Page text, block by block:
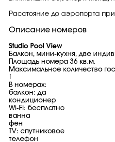
Расстояние до аэропорта
Описание номеров
Studio Pool View
Балкон, мини-кухня, две
Площадь номера 36 кв.м.
Максимальное количество
В номерах:
балкон: да
кондиционер
Wi-Fi: бесплатно
ванна
фен
TV: спутниковое
телефон